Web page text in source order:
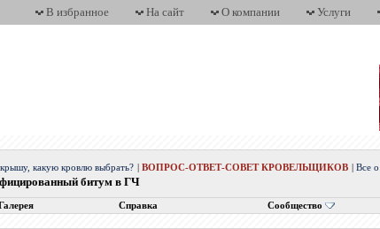
В избранное На сайт О компании Услуги
какую кровлю выбрать? |ВОПРОС-ОТВЕТ-СОВЕТ КРОВЕЛЬЩИКОВ |Все
битум в ГЧ
Справка Сообщество